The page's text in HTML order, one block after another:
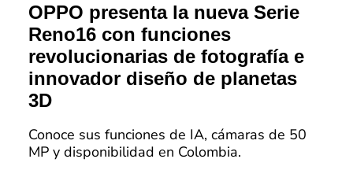
OPPO presenta la nueva Serie
Reno16 con funciones
revolucionarias de fotografía e
innovador diseño de planetas
3D
Conoce sus funciones de IA, cámaras de 50
MP y disponibilidad en Colombia.